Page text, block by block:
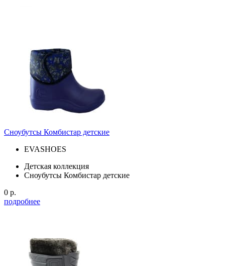
Сноубутсы Комбистар детские
EVASHOES
Детская коллекция
Сноубутсы Комбистар детские
0 р.
подробнее